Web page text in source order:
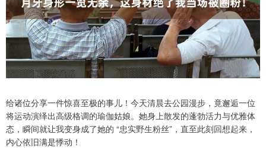
给诸位分享一件惊喜至极的事儿！今天清晨去公园漫步，竟邂逅一位
将运动演绎出高级格调的瑜伽姑娘。她身上散发的蓬勃活力与优雅体
态，瞬间就让我变身成了她的 “忠实野生粉丝”，直至此刻回想起来，
内心依旧满是悸动！